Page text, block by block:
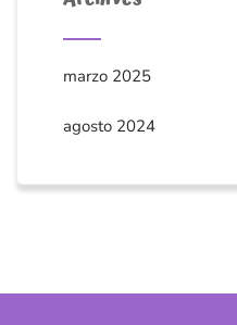
marzo 2025
agosto 2024